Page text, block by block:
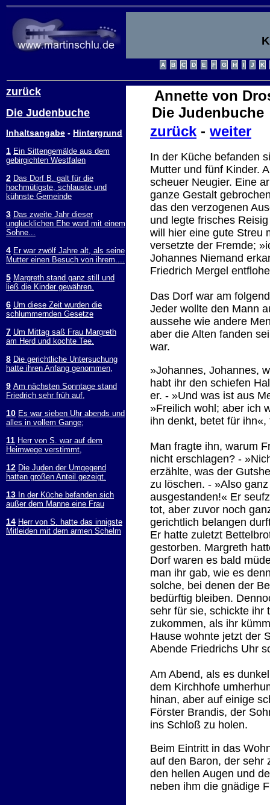
zurück
Die Judenbuche
Inhaltsangabe - Hintergrund
1 Ein Sittengemälde aus dem
gebirgichten Westfalen
2 Das Dorf B. galt für die
hochmütigste, schlauste und
kühnste Gemeinde
3 Das zweite Jahr dieser
unglücklichen Ehe ward mit einem
Sohne...
4 Er war zwölf Jahre alt, als seine
Mutter einen Besuch von ihrem....
5 Margreth stand ganz still und
ließ die Kinder gewähren.
6 Um diese Zeit wurden die
schlummernden Gesetze
7 Um Mittag saß Frau Margreth
am Herd und kochte Tee.
8 Die gerichtliche Untersuchung
hatte ihren Anfang genommen,
9 Am nächsten Sonntage stand
Friedrich sehr früh auf,
10 Es war sieben Uhr abends und
alles in vollem Gange;
11 Herr von S. war auf dem
Heimwege verstimmt,
12 Die Juden der Umgegend
hatten großen Anteil gezeigt.
13 In der Küche befanden sich
außer dem Manne eine Frau
14 Herr von S. hatte das innigste
Mitleiden mit dem armen Schelm
Annette von
Die Judenbuche
zurück - weiter
In der Küche befanden
Mutter und fünf Kinder.
scheuer Neugier. Eine
ganze Gestalt
das den verzogenen
und legte frisches
will hier eine gute Streu
versetzte der Fremde;
Johannes Niemand
Friedrich Mergel
Das Dorf war am
Jeder wollte den Mann
aussehe wie andere
aber die Alten fanden
war.
»Johannes, Johannes,
habt ihr den schiefen
er. - »Und was ist aus
»Freilich wohl; aber ich
ihn denkt, betet für
Man fragte ihn, warum
nicht erschlagen? -
erzählte, was der
zu löschen. - »Also
ausgestanden!« Er
tot, aber zuvor noch
gerichtlich belangen
Er hatte zuletzt
gestorben. Margreth
Dorf waren es bald
man ihr gab, wie es
solche, bei denen der
bedürftig bleiben.
sehr für sie, schickte ihr
zukommen, als ihr
Hause wohnte jetzt der
Abende Friedrichs Uhr
Am Abend, als es
dem Kirchhofe
hinan, aber auf einige
Förster Brandis, der
ins Schloß zu holen.
Beim Eintritt in das
auf den Baron, der sehr
den hellen Augen und
neben ihm die gnädige